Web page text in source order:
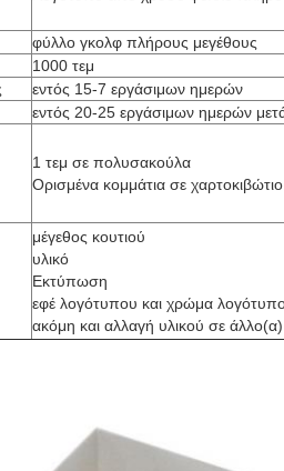
φύλλο γκολφ πλήρους μεγέθους
1000 τεμ
εντός 15-7 εργάσιμων ημερών
εντός 20-25 εργάσιμων ημερών
1 τεμ σε πολυσακούλα
Ορισμένα κομμάτια σε
μέγεθος κουτιού
υλικό
Εκτύπωση
εφέ λογότυπου και χρώμα
ακόμη και αλλαγή υλικού σε άλλο(α)